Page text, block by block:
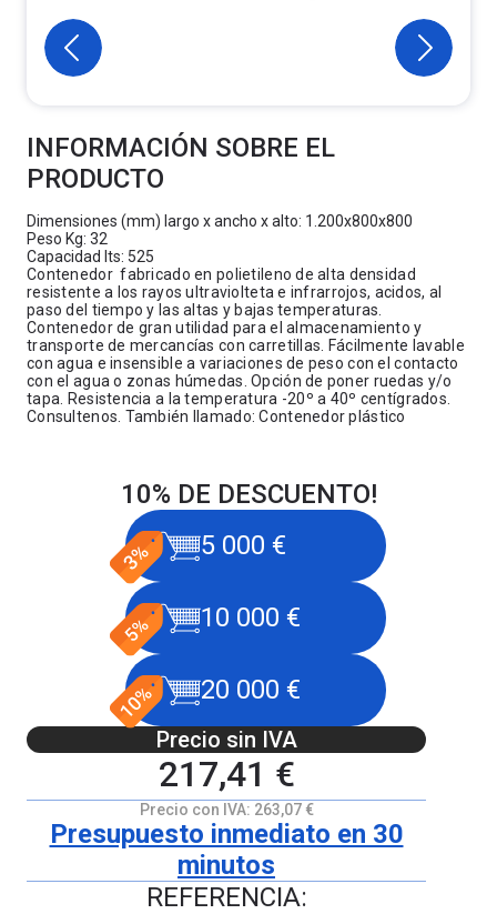
INFORMACIÓN SOBRE EL
PRODUCTO
Dimensiones (mm) largo x ancho x alto: 1.200x800x800
Peso Kg: 32
Capacidad lts: 525
Contenedor fabricado en polietileno de alta densidad
resistente a los rayos ultraviolteta e infrarrojos, acidos, al
paso del tiempo y las altas y bajas temperaturas.
Contenedor de gran utilidad para el almacenamiento y
transporte de mercancías con carretillas. Fácilmente lavable
con agua e insensible a variaciones de peso con el contacto
con el agua o zonas húmedas. Opción de poner ruedas y/o
tapa. Resistencia a la temperatura -20º a 40º centígrados.
Consultenos. También llamado: Contenedor plástico
10% DE DESCUENTO!
5 000 €
10 000 €
20 000 €
Precio sin IVA
217,41 €
Precio con IVA: 263,07 €
Presupuesto inmediato en 30
minutos
REFERENCIA: